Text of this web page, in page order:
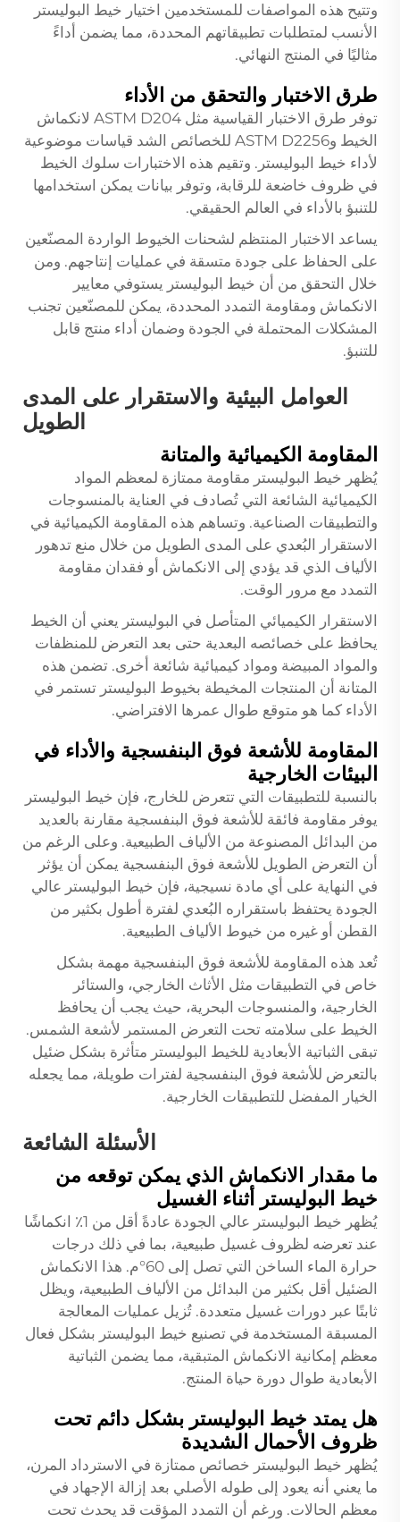
وتتيح هذه المواصفات للمستخدمين اختيار خيط البوليستر
الأنسب لمتطلبات تطبيقاتهم المحددة، مما يضمن أداءً
مثاليًا في المنتج النهائي.
طرق الاختبار والتحقق من الأداء
توفر طرق الاختبار القياسية مثل ASTM D204 لانكماش
الخيط وASTM D2256 للخصائص الشد قياسات موضوعية
لأداء خيط البوليستر. وتقيم هذه الاختبارات سلوك الخيط
في ظروف خاضعة للرقابة، وتوفر بيانات يمكن استخدامها
للتنبؤ بالأداء في العالم الحقيقي.
يساعد الاختبار المنتظم لشحنات الخيوط الواردة المصنّعين
على الحفاظ على جودة متسقة في عمليات إنتاجهم. ومن
خلال التحقق من أن خيط البوليستر يستوفي معايير
الانكماش ومقاومة التمدد المحددة، يمكن للمصنّعين تجنب
المشكلات المحتملة في الجودة وضمان أداء منتج قابل
للتنبؤ.
العوامل البيئية والاستقرار على المدى
الطويل
المقاومة الكيميائية والمتانة
يُظهر خيط البوليستر مقاومة ممتازة لمعظم المواد
الكيميائية الشائعة التي تُصادف في العناية بالمنسوجات
والتطبيقات الصناعية. وتساهم هذه المقاومة الكيميائية في
الاستقرار البُعدي على المدى الطويل من خلال منع تدهور
الألياف الذي قد يؤدي إلى الانكماش أو فقدان مقاومة
التمدد مع مرور الوقت.
الاستقرار الكيميائي المتأصل في البوليستر يعني أن الخيط
يحافظ على خصائصه البعدية حتى بعد التعرض للمنظفات
والمواد المبيضة ومواد كيميائية شائعة أخرى. تضمن هذه
المتانة أن المنتجات المخيطة بخيوط البوليستر تستمر في
الأداء كما هو متوقع طوال عمرها الافتراضي.
المقاومة للأشعة فوق البنفسجية والأداء في
البيئات الخارجية
بالنسبة للتطبيقات التي تتعرض للخارج، فإن خيط البوليستر
يوفر مقاومة فائقة للأشعة فوق البنفسجية مقارنة بالعديد
من البدائل المصنوعة من الألياف الطبيعية. وعلى الرغم من
أن التعرض الطويل للأشعة فوق البنفسجية يمكن أن يؤثر
في النهاية على أي مادة نسيجية، فإن خيط البوليستر عالي
الجودة يحتفظ باستقراره البُعدي لفترة أطول بكثير من
القطن أو غيره من خيوط الألياف الطبيعية.
تُعد هذه المقاومة للأشعة فوق البنفسجية مهمة بشكل
خاص في التطبيقات مثل الأثاث الخارجي، والستائر
الخارجية، والمنسوجات البحرية، حيث يجب أن يحافظ
الخيط على سلامته تحت التعرض المستمر لأشعة الشمس.
تبقى الثباتية الأبعادية للخيط البوليستر متأثرة بشكل ضئيل
بالتعرض للأشعة فوق البنفسجية لفترات طويلة، مما يجعله
الخيار المفضل للتطبيقات الخارجية.
الأسئلة الشائعة
ما مقدار الانكماش الذي يمكن توقعه من
خيط البوليستر أثناء الغسيل
يُظهر خيط البوليستر عالي الجودة عادةً أقل من 1٪ انكماشًا
عند تعرضه لظروف غسيل طبيعية، بما في ذلك درجات
حرارة الماء الساخن التي تصل إلى 60°م. هذا الانكماش
الضئيل أقل بكثير من البدائل من الألياف الطبيعية، ويظل
ثابتًا عبر دورات غسيل متعددة. تُزيل عمليات المعالجة
المسبقة المستخدمة في تصنيع خيط البوليستر بشكل فعال
معظم إمكانية الانكماش المتبقية، مما يضمن الثباتية
الأبعادية طوال دورة حياة المنتج.
هل يمتد خيط البوليستر بشكل دائم تحت
ظروف الأحمال الشديدة
يُظهر خيط البوليستر خصائص ممتازة في الاسترداد المرن،
ما يعني أنه يعود إلى طوله الأصلي بعد إزالة الإجهاد في
معظم الحالات. ورغم أن التمدد المؤقت قد يحدث تحت